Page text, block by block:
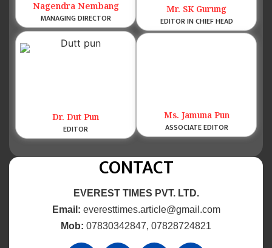
Nagendra Nembang
MANAGING DIRECTOR
Mr. SK Gurung
EDITOR IN CHIEF HEAD
Dr. Dut Pun
EDITOR
Ms. Jamuna Pun
ASSOCIATE EDITOR
CONTACT
EVEREST TIMES PVT. LTD.
Email: everesttimes.article@gmail.com
Mob: 07830342847, 07828724821